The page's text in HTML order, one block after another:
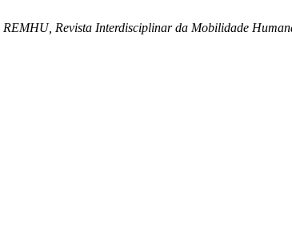
REMHU, Revista Interdisciplinar da Mobilidade